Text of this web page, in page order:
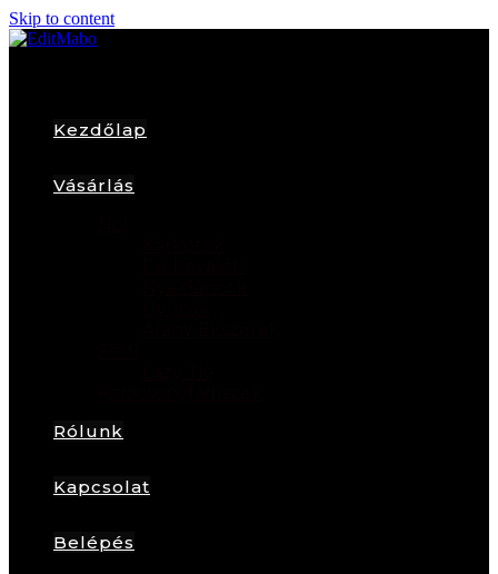
Skip to content
Kezdőlap
Vásárlás
Rólunk
Kapcsolat
Belépés